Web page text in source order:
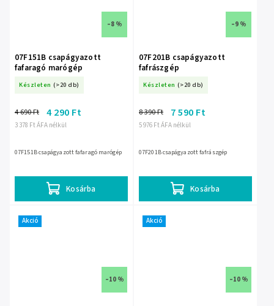
–8 %
07F151B csapágyazott
fafaragó marógép
Készleten (>20 db)
3 378 Ft ÁFA nélkül
4 690 Ft 4 290 Ft
Kosárba
07F151B csapágyazott fafaragó marógép
–9 %
07F201B csapágyazott
fafrászgép
Készleten (>20 db)
5 976 Ft ÁFA nélkül
8 390 Ft 7 590 Ft
Kosárba
07F201B csapágyazott fafrászgép
Akció
–10 %
Akció
–10 %